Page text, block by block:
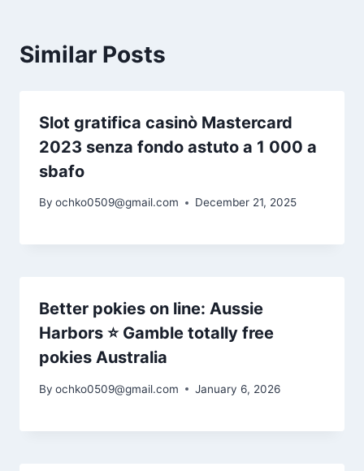
Similar Posts
Slot gratifica casinò Mastercard
2023 senza fondo astuto a 1 000 a
sbafo
By ochko0509@gmail.com December 21, 2025
Better pokies on line: Aussie
Harbors ⭐️ Gamble totally free
pokies Australia
By ochko0509@gmail.com January 6, 2026